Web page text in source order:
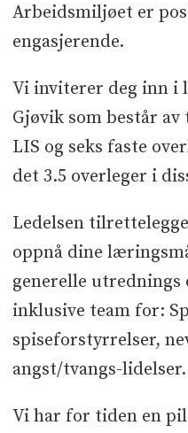
Arbeidsmiljøet er
engasjerende.
Vi inviterer deg inn i
Gjøvik som består
LIS og seks faste
det 3.5 overleger i
Ledelsen
oppnå dine
generelle utrednings
inklusive team for:
spiseforstyrrelser,
angst/tvangs-lidelser.
Vi har for tiden en